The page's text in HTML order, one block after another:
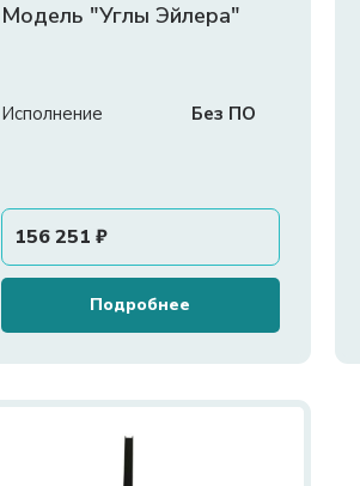
Модель "Углы Эйлера"
Исполнение Без ПО
156 251₽
Подробнее